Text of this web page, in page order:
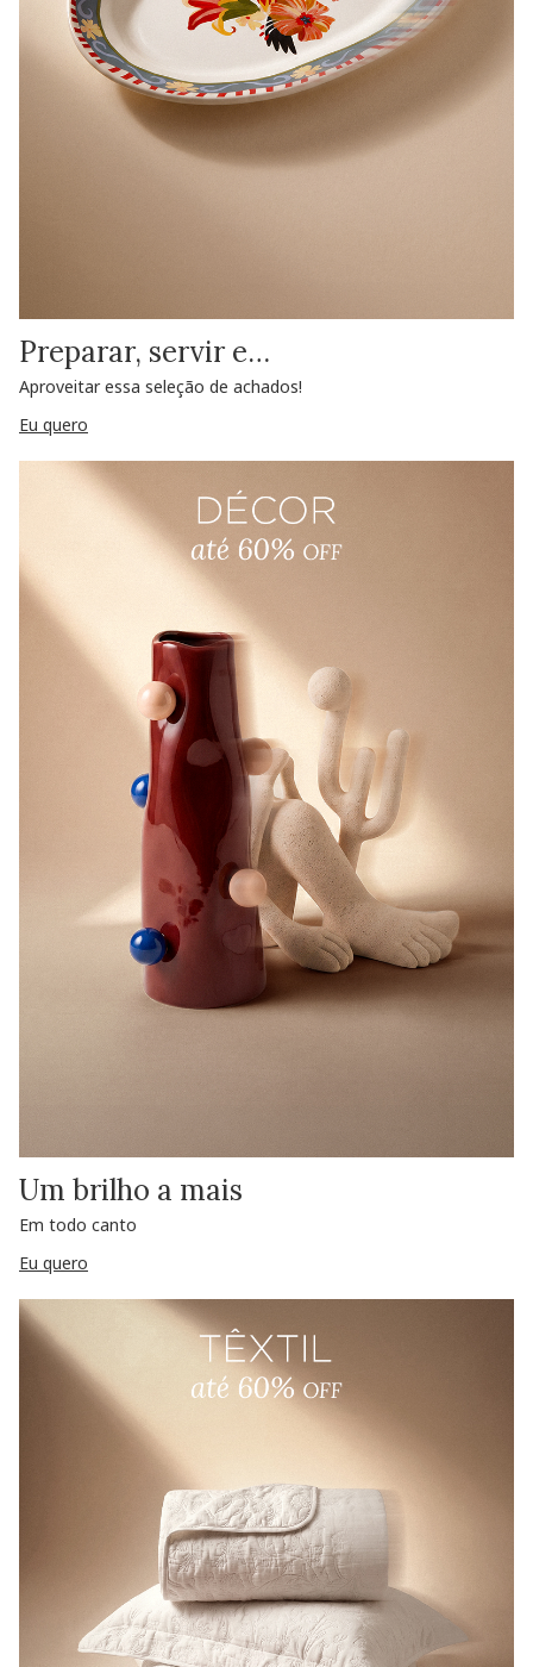
Preparar, servir e…
Aproveitar essa seleção de achados!
Eu quero
Um brilho a mais
Em todo canto
Eu quero